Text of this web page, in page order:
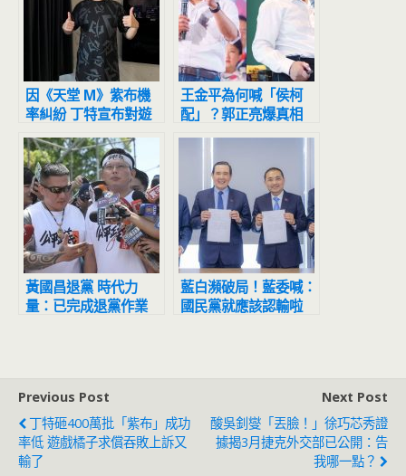
因《天堂 M》紫布機
率糾紛 丁特宣布對遊
戲橘子提起消費賠償訴
訟 求償新台幣 2,070
萬元
王金平為何喊「侯柯
配」？郭正亮爆真相
黃國昌退黨 時代力
量：已完成退黨作業
藍白瀕破局！藍委喊：
國民黨就應該認輸啦
Previous Post
丁特砸400萬批「紫布」成功
率低 遊戲橘子求償吞敗上訴又
輸了
Next Post
酸吳釗燮「丟臉！」徐巧芯秀證
據揭3月捷克外交部已公開：告
我哪一點？